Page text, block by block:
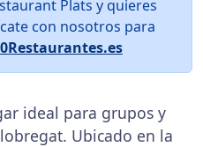
Plats y quieres
con nosotros para
ideal para grupos y
Ubicado en la